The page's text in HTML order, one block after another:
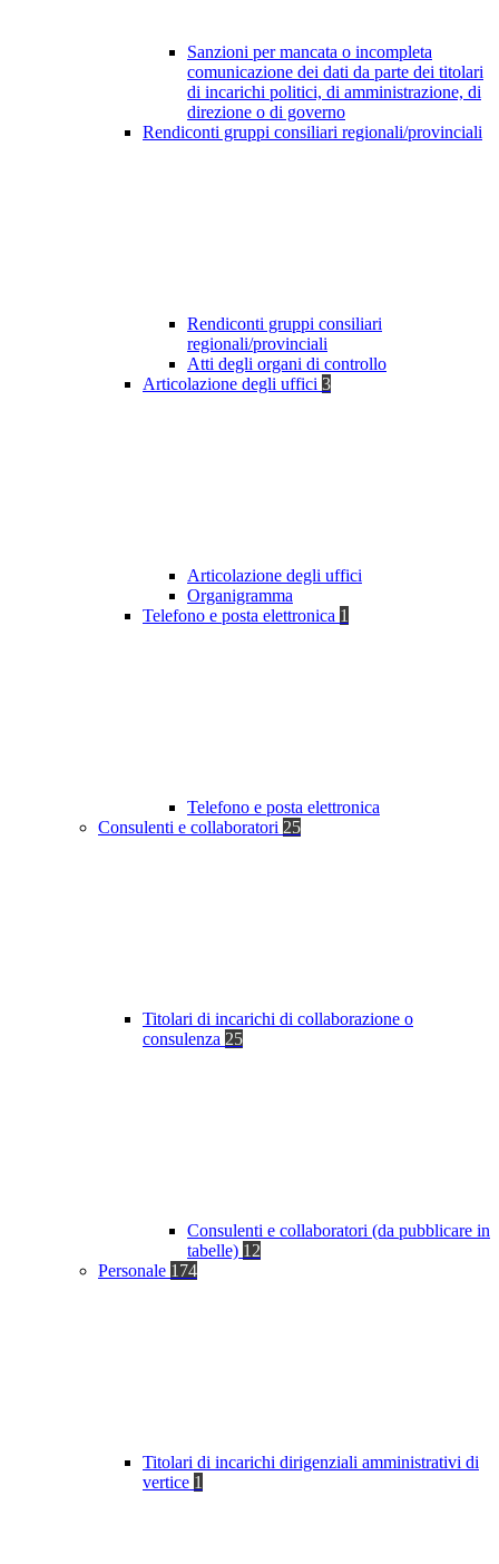
Sanzioni per mancata o incompleta
comunicazione dei dati da parte dei titolari
di incarichi politici, di amministrazione, di
direzione o di governo
Rendiconti gruppi consiliari regionali/provinciali
Rendiconti gruppi consiliari
regionali/provinciali
Atti degli organi di controllo
Articolazione degli uffici 3
Articolazione degli uffici
Organigramma
Telefono e posta elettronica 1
Telefono e posta elettronica
Consulenti e collaboratori 25
Titolari di incarichi di collaborazione o
consulenza 25
Consulenti e collaboratori (da pubblicare in
tabelle) 12
Personale 174
Titolari di incarichi dirigenziali amministrativi di
vertice 1